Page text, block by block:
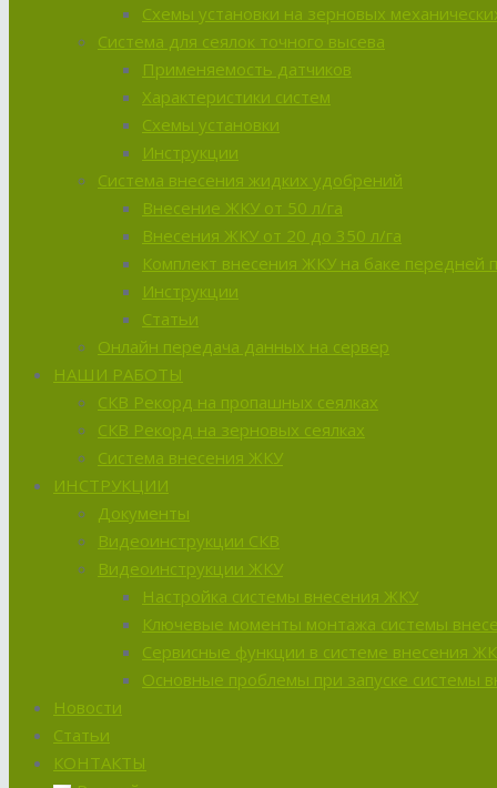
Схемы установки на зерновых
Система для сеялок точного высева
Применяемость датчиков
Характеристики систем
Схемы установки
Инструкции
Система внесения жидких удобрений
Внесение ЖКУ от 50 л/га
Внесения ЖКУ от 20 до 350 л/га
Комплект внесения ЖКУ на баке передней
Инструкции
Статьи
Онлайн передача данных на сервер
НАШИ РАБОТЫ
СКВ Рекорд на пропашных сеялках
СКВ Рекорд на зерновых сеялках
Система внесения ЖКУ
ИНСТРУКЦИИ
Документы
Видеоинструкции СКВ
Видеоинструкции ЖКУ
Настройка системы внесения ЖКУ
Ключевые моменты монтажа системы
Сервисные функции в системе внесения
Основные проблемы при запуске системы
Новости
Статьи
КОНТАКТЫ